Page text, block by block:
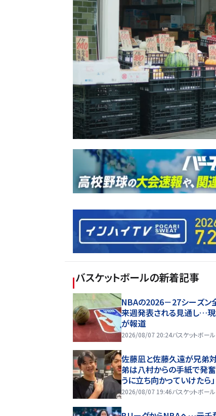
バスケットボールの新着記事
NBAの2026－27シーズン
来週発表される見通し…
が報道
2026/08/07 20:24バスケットボール
佐藤凪と佐藤久遠が兄弟
弟は八村からの手紙で発奮
うに立ち向かっていけたら」
2026/08/07 19:46バスケットボール